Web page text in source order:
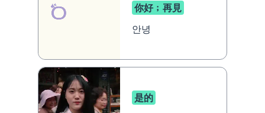
你好﹔再見
안녕
是的